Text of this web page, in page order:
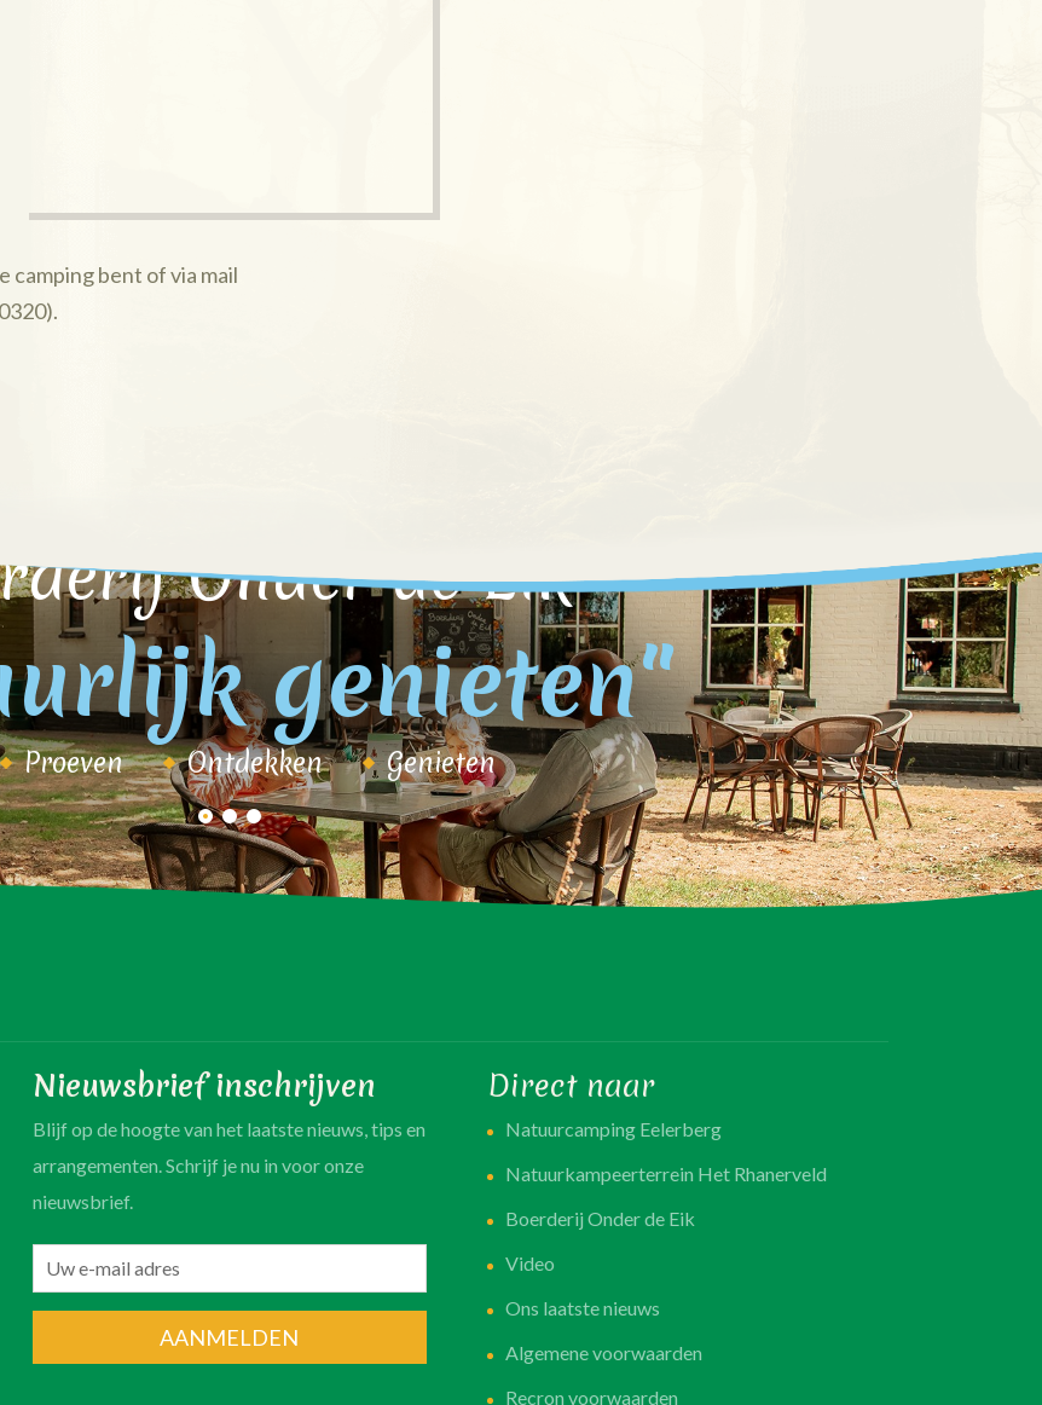
camping bent of via mail
Onder de Eik
genieten"
Proeven Ontdekken Genieten
Nieuwsbrief inschrijven
Blijf op de hoogte van het laatste nieuws, tips en
arrangementen. Schrijf je nu in voor onze
nieuwsbrief.
AANMELDEN
Direct naar
Natuurcamping Eelerberg
Natuurkampeerterrein Het Rhanerveld
Boerderij Onder de Eik
Video
Ons laatste nieuws
Algemene voorwaarden
Recron voorwaarden